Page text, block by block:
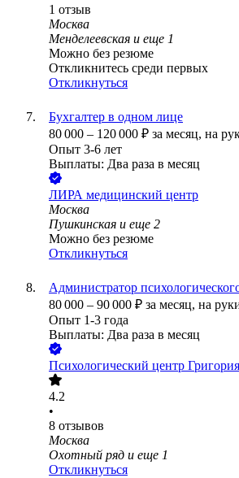
1 отзыв
Москва
Менделеевская и еще 1
Можно без резюме
Откликнитесь среди первых
Откликнуться
Бухгалтер в одном лице
80 000 – 120 000 ₽ за месяц, на
Опыт 3-6 лет
Выплаты: Два раза в месяц
ЛИРА медицинский центр
Москва
Пушкинская и еще 2
Можно без резюме
Откликнуться
Администратор
80 000 – 90 000 ₽ за месяц, на
Опыт 1-3 года
Выплаты: Два раза в месяц
Психологический центр
4.2
•
8 отзывов
Москва
Охотный ряд и еще 1
Откликнуться